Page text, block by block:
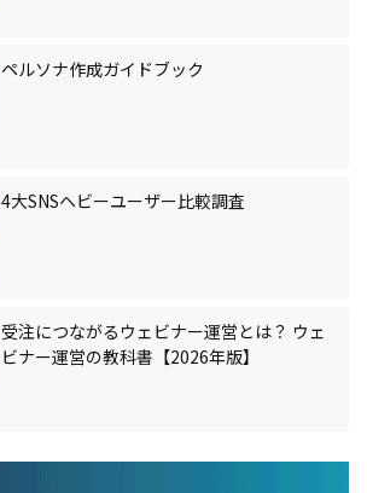
ペルソナ作成ガイドブック
4大SNSヘビーユーザー比較調査
受注につながるウェビナー運営とは？ ウェ
ビナー運営の教科書【2026年版】